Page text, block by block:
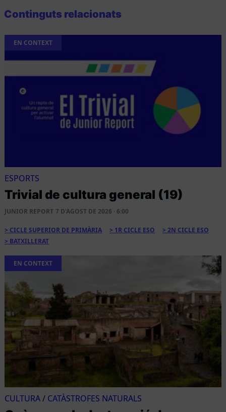
Continguts relacionats
EN CONTEXT
ESPORTS
Trivial de cultura general (19)
JUNIOR REPORT 7 D'AGOST DE 2026 · 6:00
CICLE SUPERIOR DE PRIMÀRIA 1R CICLE ESO
2N CICLE ESO
BATXILLERAT
EN CONTEXT
CULTURA/ CATÀSTROFES NATURALS